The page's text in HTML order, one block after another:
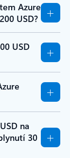
Azure
USD?
USD
na
30